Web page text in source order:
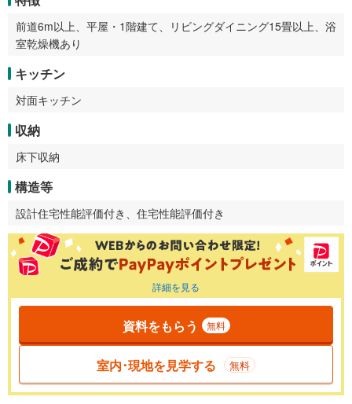
前道6m以上、平屋・1階建て、リビングダイニング15畳以上、浴
室乾燥機あり
キッチン
対面キッチン
収納
床下収納
構造等
設計住宅性能評価付き、住宅性能評価付き
詳細を見る
資料をもらう 無料
室内･現地を見学する 無料